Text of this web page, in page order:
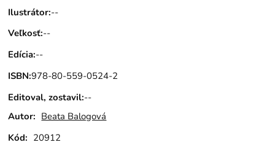
Ilustrátor:--
Veľkosť:--
Edícia:--
ISBN:978-80-559-0524-2
Editoval, zostavil:--
Autor: Beata Balogová
Kód: 20912